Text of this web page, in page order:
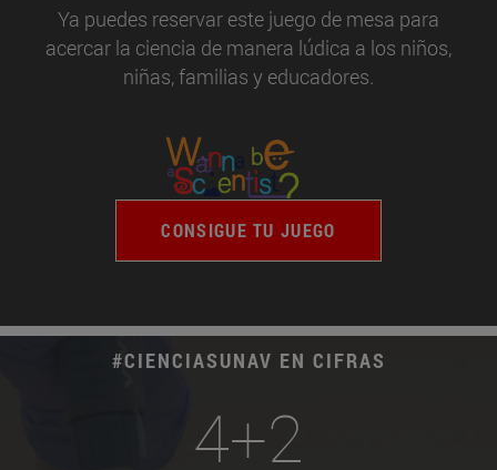
Ya puedes reservar este juego de mesa para
acercar la ciencia de manera lúdica a los niños,
niñas, familias y educadores.
CONSIGUE TU JUEGO
#CIENCIASUNAV EN CIFRAS
4+2